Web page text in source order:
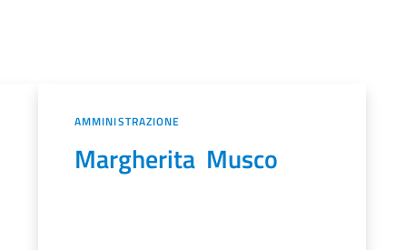
AMMINISTRAZIONE
Margherita Musco